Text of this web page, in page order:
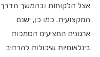
אצל הלקוחות ובהמשך הדרך
המקצועית. כמו כן, ישנם
ארגונים המציעים הסמכות
בינלאומיות שיכולות להרחיב